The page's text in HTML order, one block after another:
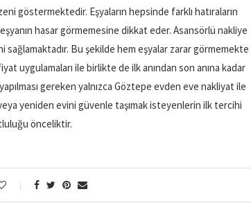
göstermektedir. Eşyaların hepsinde farklı hatıraların
hasar görmemesine dikkat eder. Asansörlü nakliye
sağlamaktadır. Bu şekilde hem eşyalar zarar görmemekte
uygulamaları ile birlikte de ilk anından son anına kadar
gereken yalnızca Göztepe evden eve nakliyat ile
yeniden evini güvenle taşımak isteyenlerin ilk tercihi
önceliktir.